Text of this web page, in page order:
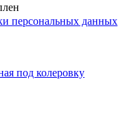
персональных данных
под колеровку